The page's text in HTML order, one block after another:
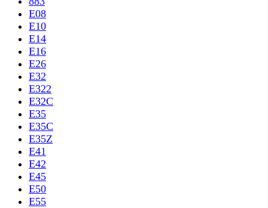
E08
E10
E14
E16
E26
E32
E322
E32C
E35
E35C
E35Z
E41
E42
E45
E50
E55